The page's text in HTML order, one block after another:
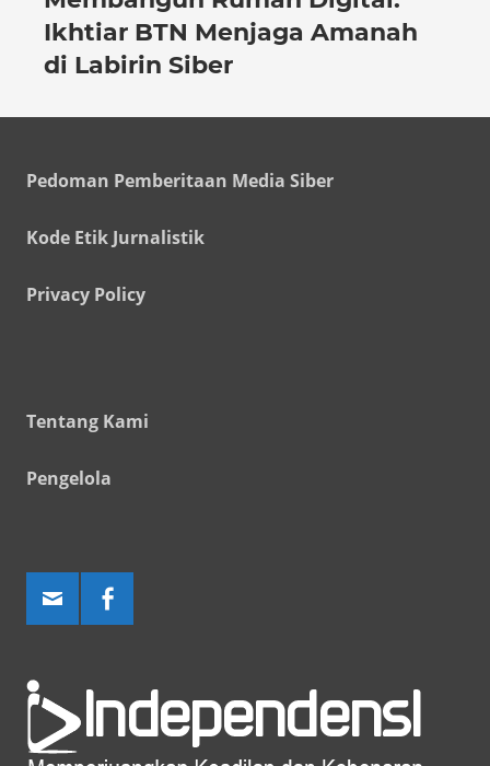
Ikhtiar BTN Menjaga Amanah
di Labirin Siber
Pedoman Pemberitaan Media Siber
Kode Etik Jurnalistik
Privacy Policy
Tentang Kami
Pengelola